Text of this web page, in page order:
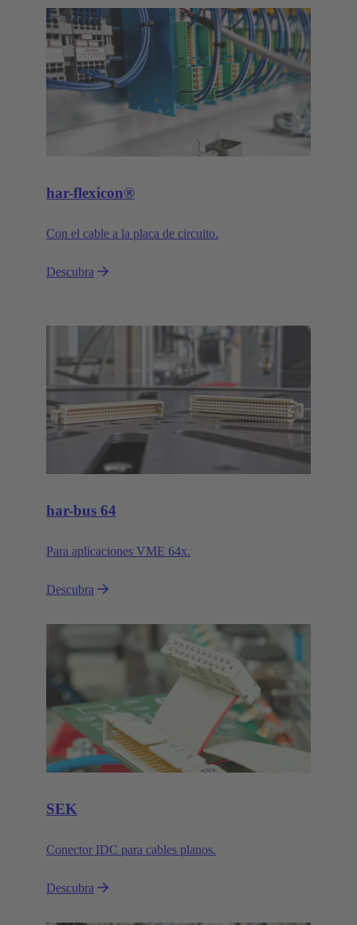
har-flexicon®
Con el cable a la placa de circuito.
Descubra
har-bus 64
Para aplicaciones VME 64x.
Descubra
SEK
Conector IDC para cables planos.
Descubra